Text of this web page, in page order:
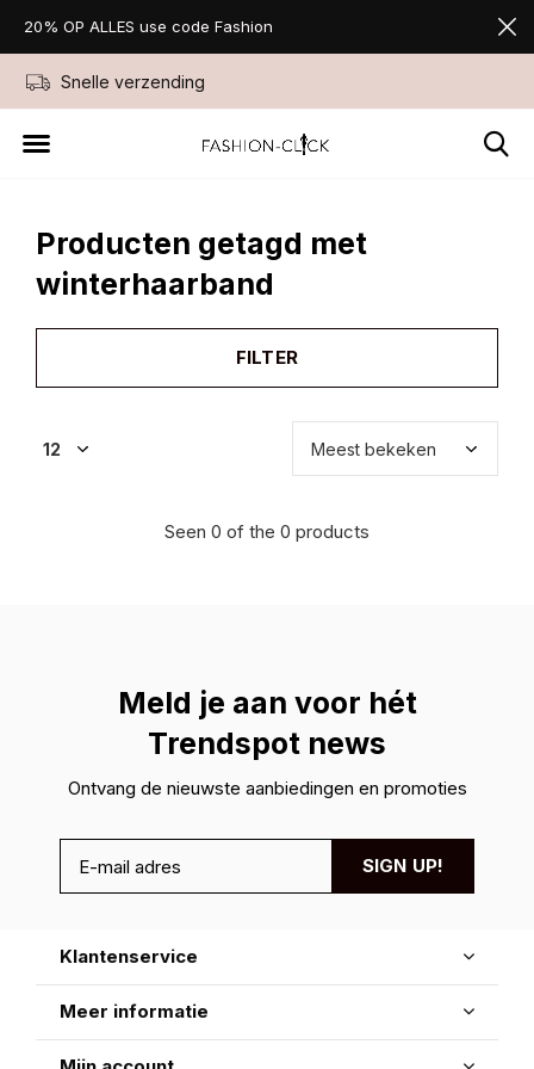
Snelle verzending
20% OP ALLES use code Fashion
Producten getagd met
winterhaarband
FILTER
Seen 0 of the 0 products
Meld je aan voor hét
Trendspot news
Ontvang de nieuwste aanbiedingen en promoties
SIGN UP!
Klantenservice
Meer informatie